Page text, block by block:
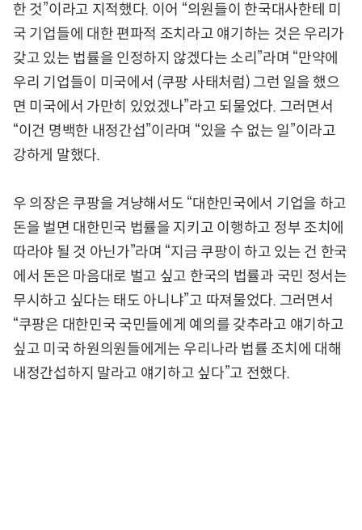
한 것”이라고 지적했다. 이어 “의원들이 한국대사한테 미
국 기업들에 대한 편파적 조치라고 얘기하는 것은 우리가
갖고 있는 법률을 인정하지 않겠다는 소리”라며 “만약에
우리 기업들이 미국에서 (쿠팡 사태처럼) 그런 일을 했으
면 미국에서 가만히 있었겠나”라고 되물었다. 그러면서
“이건 명백한 내정간섭”이라며 “있을 수 없는 일”이라고
강하게 말했다.
우 의장은 쿠팡을 겨냥해서도 “대한민국에서 기업을 하고
돈을 벌면 대한민국 법률을 지키고 이행하고 정부 조치에
따라야 될 것 아닌가”라며 “지금 쿠팡이 하고 있는 건 한국
에서 돈은 마음대로 벌고 싶고 한국의 법률과 국민 정서는
무시하고 싶다는 태도 아니냐”고 따져물었다. 그러면서
“쿠팡은 대한민국 국민들에게 예의를 갖추라고 얘기하고
싶고 미국 하원의원들에게는 우리나라 법률 조치에 대해
내정간섭하지 말라고 얘기하고 싶다”고 전했다.